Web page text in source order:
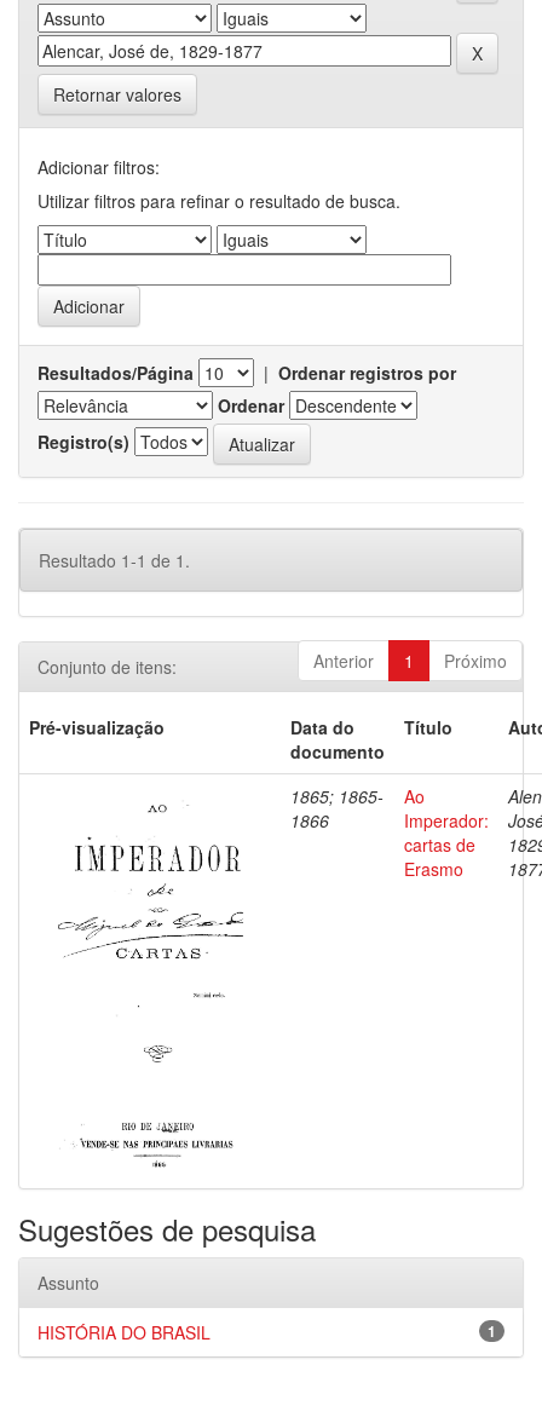
Retornar valores
Adicionar filtros:
Utilizar filtros para refinar o resultado de busca.
Resultados/Página | Ordenar registros por
Ordenar
Registro(s)
Resultado 1-1 de 1.
Anterior 1 Próximo
Conjunto de itens:
Pré-visualização
Data do
documento
Título
1865; 1865-
1866
Ao
Imperador:
cartas de
Erasmo
Sugestões de pesquisa
Assunto
1
HISTÓRIA DO BRASIL